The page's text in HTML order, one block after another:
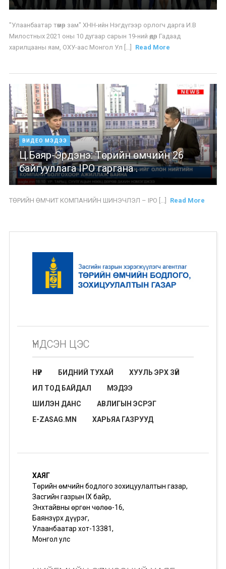
"Улаанбаатар төмөр зам" ХНН-ийн Нэгдүгээр орлогч дарга И.В
Милостных 2021 оны 10 дугаар сарын 19-ний өдөр Гадаад
харилцааны яам, ОХУ-аас Монгол Ул [...]
Read More
ВИДЕО МЭДЭЭ
Ц.Баяр-Эрдэнэ: Төрийн өмчийн 26
байгууллага IPO гаргана .
ТӨРИЙН ӨМЧИТ КОМПАНИЙН ШИНЭЧЛЭЛ – IPO [...] Read More
ҮНДСЭН ЦЭС
НҮҮР БИДНИЙ ТУХАЙ
ХУУЛЬ ЭРХ ЗҮЙ
ИЛ ТОД БАЙДАЛ
МЭДЭЭ
ШИЛЭН ДАНС
АВЛИГЫН ЭСРЭГ
E-ZASAG.MN
ХАРЬЯА ГАЗРУУД
ХАЯГ
Төрийн өмчийн бодлого зохицуулалтын газар,
Засгийн газрын IX байр,
Энхтайвны өргөн чөлөө-16,
Баянзүрх дүүрэг,
Улаанбаатар хот-13381,
Монгол улс